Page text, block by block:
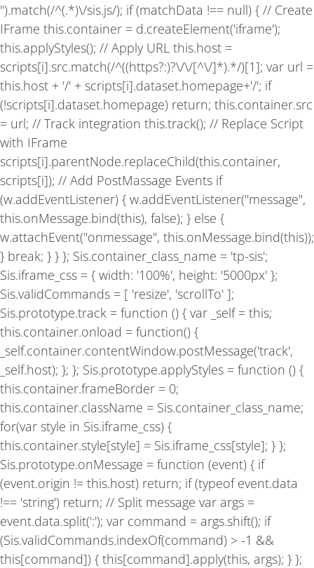
'').match(/^(.*)\/sis.js/); if (matchData !== null) { // Create
IFrame this.container = d.createElement('iframe');
this.applyStyles(); // Apply URL this.host =
scripts[i].src.match(/^((https?:)?\/\/[^\/]*).*/)[1]; var url =
this.host + '/' + scripts[i].dataset.homepage+'/'; if
(!scripts[i].dataset.homepage) return; this.container.src
= url; // Track integration this.track(); // Replace Script
with IFrame
scripts[i].parentNode.replaceChild(this.container,
scripts[i]); // Add PostMassage Events if
(w.addEventListener) { w.addEventListener("message",
this.onMessage.bind(this), false); } else {
w.attachEvent("onmessage", this.onMessage.bind(this));
} break; } } }; Sis.container_class_name = 'tp-sis';
Sis.iframe_css = { width: '100%', height: '5000px' };
Sis.validCommands = [ 'resize', 'scrollTo' ];
Sis.prototype.track = function () { var _self = this;
this.container.onload = function() {
_self.container.contentWindow.postMessage('track',
_self.host); }; }; Sis.prototype.applyStyles = function () {
this.container.frameBorder = 0;
this.container.className = Sis.container_class_name;
for(var style in Sis.iframe_css) {
this.container.style[style] = Sis.iframe_css[style]; } };
Sis.prototype.onMessage = function (event) { if
(event.origin != this.host) return; if (typeof event.data
!== 'string') return; // Split message var args =
event.data.split(':'); var command = args.shift(); if
(Sis.validCommands.indexOf(command) > -1 &&
this[command]) { this[command].apply(this, args); } };